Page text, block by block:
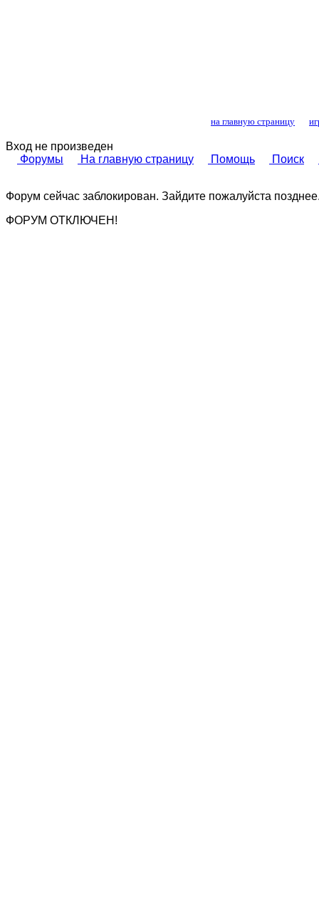
на главную страницу
Вход не произведен
Форумы
На главную страницу Помощь Поиск
Форум сейчас заблокирован. Зайдите пожалуйста
ФОРУМ ОТКЛЮЧЕН!